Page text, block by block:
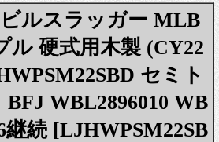
ルスラッガー MLB
ル 硬式用木製 (CY22
セミト
WBL2896010 WB
継続 [LJHWPSM22SB